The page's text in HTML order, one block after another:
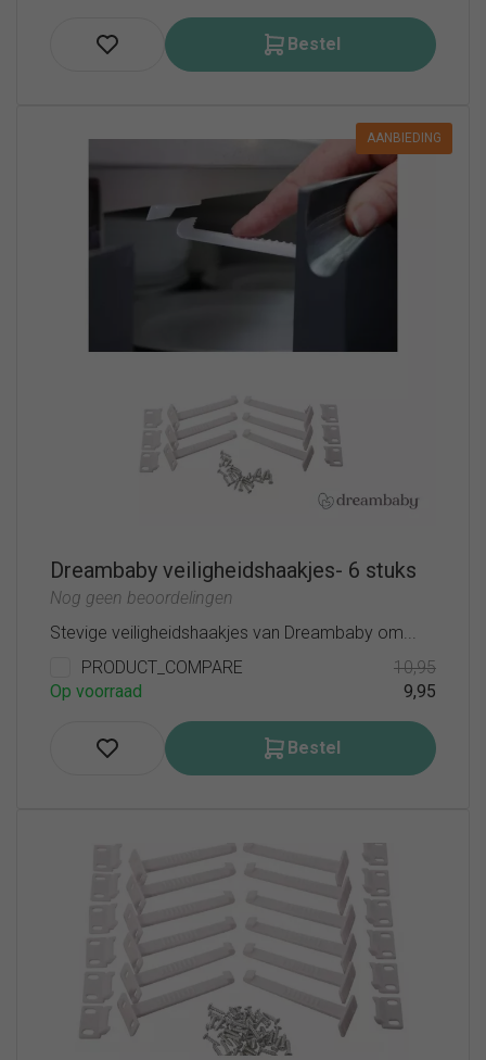
Bestel
AANBIEDING
Dreambaby veiligheidshaakjes- 6 stuks
Nog geen beoordelingen
Stevige veiligheidshaakjes van Dreambaby om...
PRODUCT_COMPARE
Op voorraad
10,95
9,95
Bestel